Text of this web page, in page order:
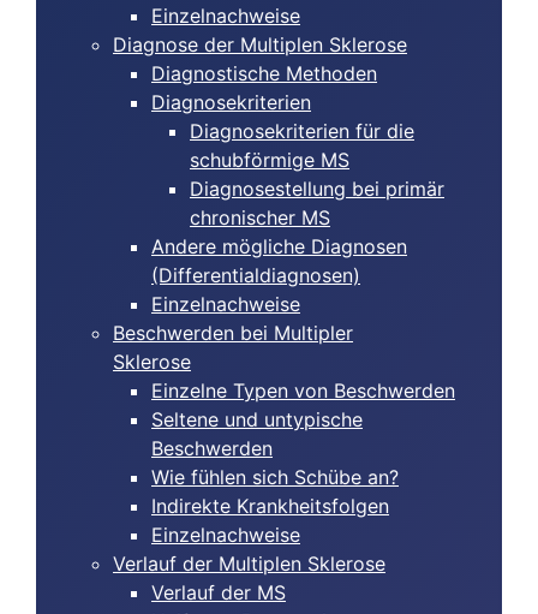
Einzelnachweise
Diagnose der Multiplen Sklerose
Diagnostische Methoden
Diagnosekriterien
Diagnosekriterien für die
schubförmige MS
Diagnosestellung bei primär
chronischer MS
Andere mögliche Diagnosen
(Differentialdiagnosen)
Einzelnachweise
Beschwerden bei Multipler
Sklerose
Einzelne Typen von Beschwerden
Seltene und untypische
Beschwerden
Wie fühlen sich Schübe an?
Indirekte Krankheitsfolgen
Einzelnachweise
Verlauf der Multiplen Sklerose
Verlauf der MS